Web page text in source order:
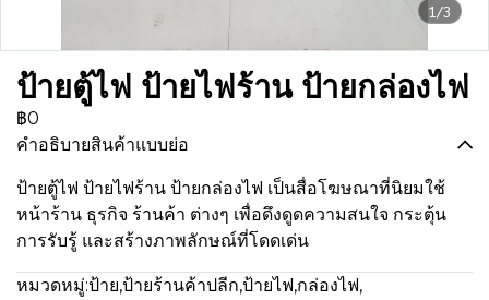
1/3
ป้ายตู้ไฟ ป้ายไฟร้าน ป้ายกล่องไฟ
฿0
คำอธิบายสินค้าแบบย่อ
ป้ายตู้ไฟ ป้ายไฟร้าน ป้ายกล่องไฟ เป็นสื่อโฆษณาที่นิยมใช้
หน้าร้าน ธุรกิจ ร้านค้า ต่างๆ เพื่อดึงดูดความสนใจ กระตุ้น
การรับรู้ และสร้างภาพลักษณ์ที่โดดเด่น
หมวดหมู่:ป้าย,ป้ายร้านค้าปลีก,ป้ายไฟ,กล่องไฟ,